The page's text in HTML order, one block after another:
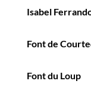
Isabel
Font de
Font du Loup